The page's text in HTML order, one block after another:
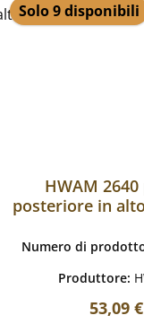
Solo 9 disponibili
HWAM
posteriore in
Numero di
Produttore:
Prezzo
53,09 €